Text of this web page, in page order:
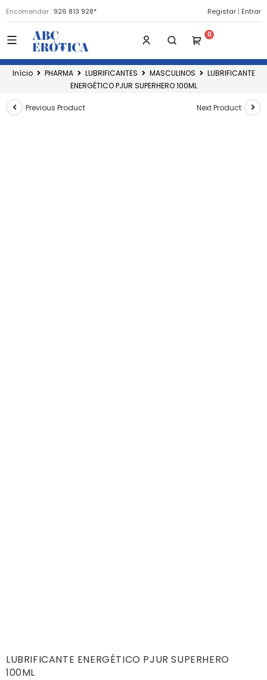
Encomendar : 926 813 928* Registar | Entrar
Início PHARMA LUBRIFICANTES MASCULINOS
LUBRIFICANTE
ENERGÉTICO PJUR SUPERHERO 100ML
Previous Product Next Product
LUBRIFICANTE ENERGÉTICO PJUR SUPERHERO
100ML